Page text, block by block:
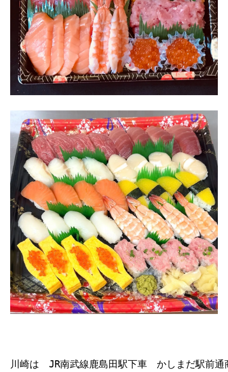
川崎は JR南武線鹿島田駅下車 かしまだ駅前通